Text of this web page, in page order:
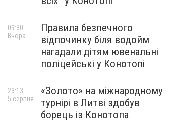
Правила безпечного
відпочинку біля водойм
нагадали дітям ювенальні
поліцейські у Конотопі
09:30
Вчора
«Золото» на міжнародному
турнірі в Литві здобув
борець із Конотопа
23:13
5 серпня